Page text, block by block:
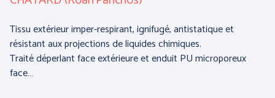
Tissu extérieur imper-respirant, ignifugé, antistatique et
résistant aux projections de liquides chimiques.
Traité déperlant face extérieure et enduit PU microporeux
face…